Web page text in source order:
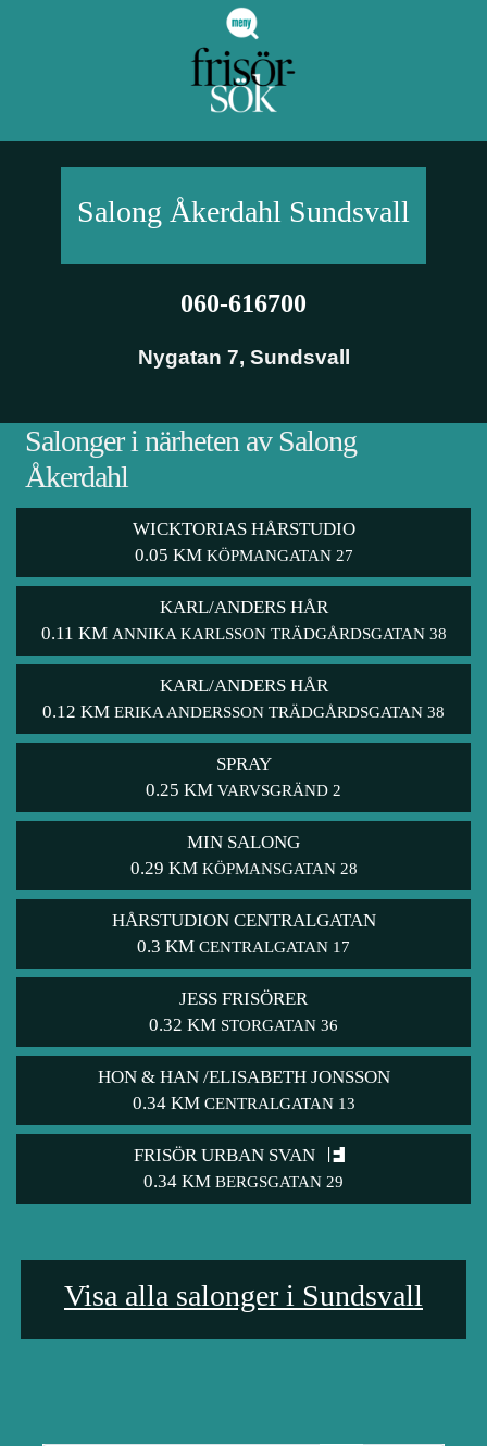
Salong Åkerdahl Sundsvall
060-616700
Nygatan 7, Sundsvall
Salonger i närheten av Salong
Åkerdahl
WICKTORIAS HÅRSTUDIO
0.05 KM KÖPMANGATAN 27
KARL/ANDERS HÅR
0.11 KM ANNIKA KARLSSON TRÄDGÅRDSGATAN 38
KARL/ANDERS HÅR
0.12 KM ERIKA ANDERSSON TRÄDGÅRDSGATAN 38
SPRAY
0.25 KM VARVSGRÄND 2
MIN SALONG
0.29 KM KÖPMANSGATAN 28
HÅRSTUDION CENTRALGATAN
0.3 KM CENTRALGATAN 17
JESS FRISÖRER
0.32 KM STORGATAN 36
HON & HAN /ELISABETH JONSSON
0.34 KM CENTRALGATAN 13
FRISÖR URBAN SVAN
0.34 KM BERGSGATAN 29
Visa alla salonger i Sundsvall